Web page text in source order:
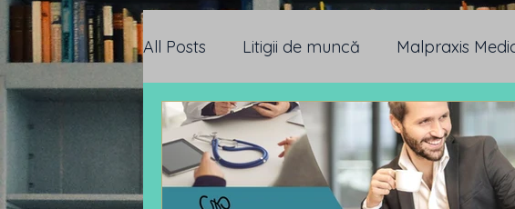
All Posts Litigii de muncă Malpraxis
divort Executare silita Pensii
Energie electrica Asociația de